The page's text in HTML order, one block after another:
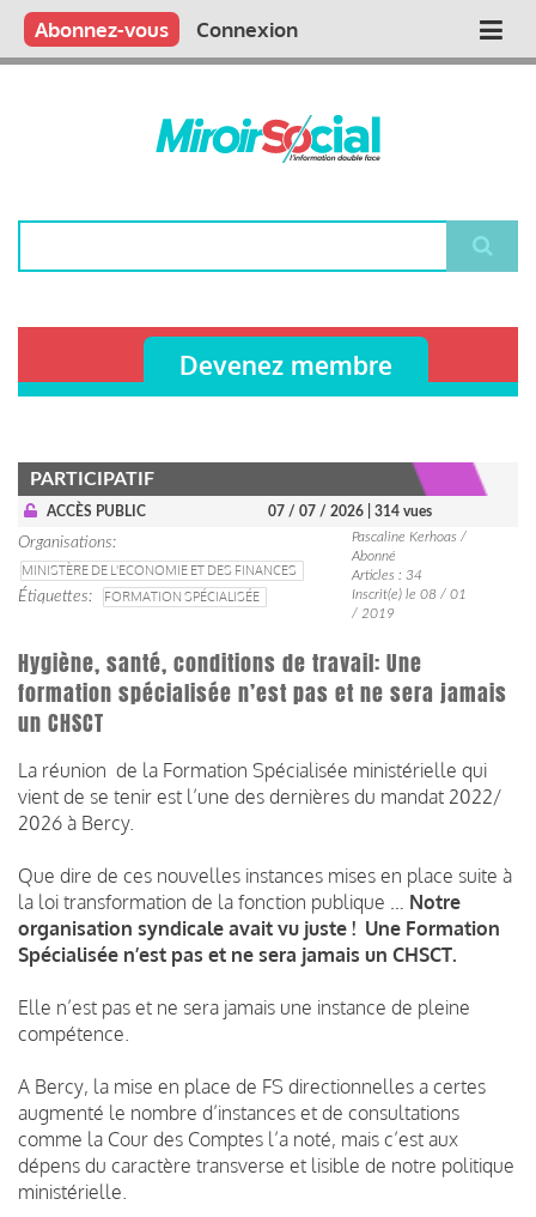
Aller
contenu
Main
Qui sommes nous ?
Vous publiez
Nous publions
Contactez-nous
Abonnez-vous Connexion
Devenez membre
PARTICIPATIF
ACCÈS PUBLIC 07 / 07 / 2026 | 314 vues
Organisations
MINISTÈRE DE L'ECONOMIE ET DES FINANCES
Étiquettes
FORMATION SPÉCIALISÉE
Pascaline Kerhoas /
Abonné
Articles : 34
Inscrit(e) le 08 / 01
/ 2019
Hygiène, santé, conditions de travail: Une
formation spécialisée n’est pas et ne sera jamais
un CHSCT
La réunion de la Formation Spécialisée ministérielle qui
vient de se tenir est l’une des dernières du mandat 2022/
2026 à Bercy.
Que dire de ces nouvelles instances mises en place suite à
la loi transformation de la fonction publique … Notre
organisation syndicale avait vu juste ! Une Formation
Spécialisée n’est pas et ne sera jamais un CHSCT.
Elle n’est pas et ne sera jamais une instance de pleine
compétence.
A Bercy, la mise en place de FS directionnelles a certes
augmenté le nombre d’instances et de consultations
comme la Cour des Comptes l’a noté, mais c’est aux
dépens du caractère transverse et lisible de notre politique
ministérielle.